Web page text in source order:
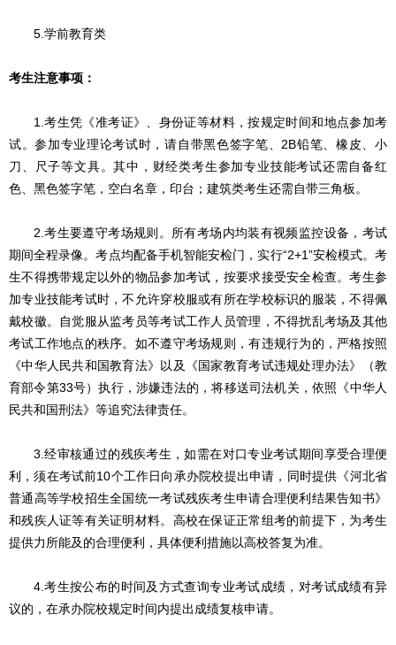
5. 学前教育类
考生注意事项：
1.考生凭《准考证》、身份证等材料，按规定时间和地点参加考
试。参加专业理论考试时，请自带黑色签字笔、2B铅笔、橡皮、小
刀、尺子等文具。其中，财经类考生参加专业技能考试还需自备红
色、黑色签字笔，空白名章，印台；建筑类考生还需自带三角板。
2.考生要遵守考场规则。所有考场内均装有视频监控设备，考试
期间全程录像。考点均配备手机智能安检门，实行“2+1”安检模式。考
生不得携带规定以外的物品参加考试，按要求接受安全检查。考生参
加专业技能考试时，不允许穿校服或有所在学校标识的服装，不得佩
戴校徽。自觉服从监考员等考试工作人员管理，不得扰乱考场及其他
考试工作地点的秩序。如不遵守考场规则，有违规行为的，严格按照
《中华人民共和国教育法》以及《国家教育考试违规处理办法》（教
育部令第33号）执行，涉嫌违法的，将移送司法机关，依照《中华人
民共和国刑法》等追究法律责任。
3.经审核通过的残疾考生，如需在对口专业考试期间享受合理便
利，须在考试前10个工作日向承办院校提出申请，同时提供《河北省
普通高等学校招生全国统一考试残疾考生申请合理便利结果告知书》
和残疾人证等有关证明材料。高校在保证正常组考的前提下，为考生
提供力所能及的合理便利，具体便利措施以高校答复为准。
4.考生按公布的时间及方式查询专业考试成绩，对考试成绩有异
议的，在承办院校规定时间内提出成绩复核申请。